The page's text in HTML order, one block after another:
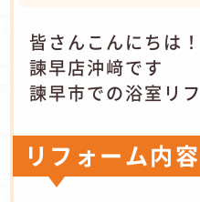
皆さんこんにちは
諫早店沖﨑です
諫早市での浴室リ
リフォーム内容